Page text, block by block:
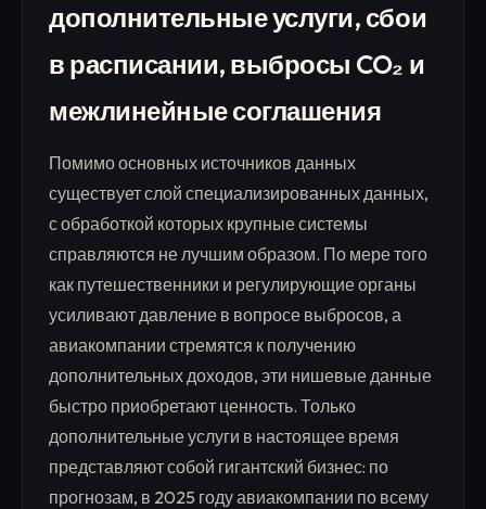
дополнительные услуги, сбои
в расписании, выбросы CO₂ и
межлинейные соглашения
Помимо основных источников данных
существует слой специализированных данных,
с обработкой которых крупные системы
справляются не лучшим образом. По мере того
как путешественники и регулирующие органы
усиливают давление в вопросе выбросов, а
авиакомпании стремятся к получению
дополнительных доходов, эти нишевые данные
быстро приобретают ценность. Только
дополнительные услуги в настоящее время
представляют собой гигантский бизнес: по
прогнозам, в 2025 году авиакомпании по всему